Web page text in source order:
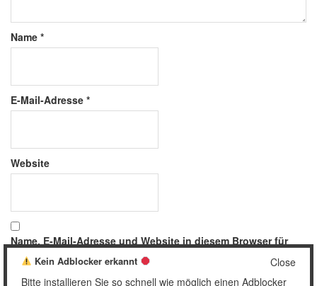
Name *
E-Mail-Adresse *
Website
Name, E-Mail-Adresse und Website in diesem Browser für
meinen nächsten Kommentar speichern.
Close
Kein Adblocker erkannt
Bitte installieren Sie so schnell wie möglich einen Adblocker